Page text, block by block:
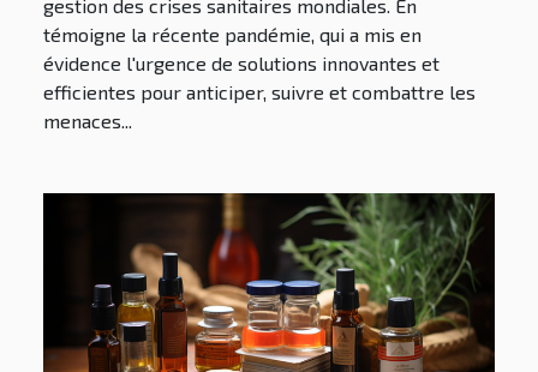
gestion des crises sanitaires mondiales. En
témoigne la récente pandémie, qui a mis en
évidence l'urgence de solutions innovantes et
efficientes pour anticiper, suivre et combattre les
menaces...